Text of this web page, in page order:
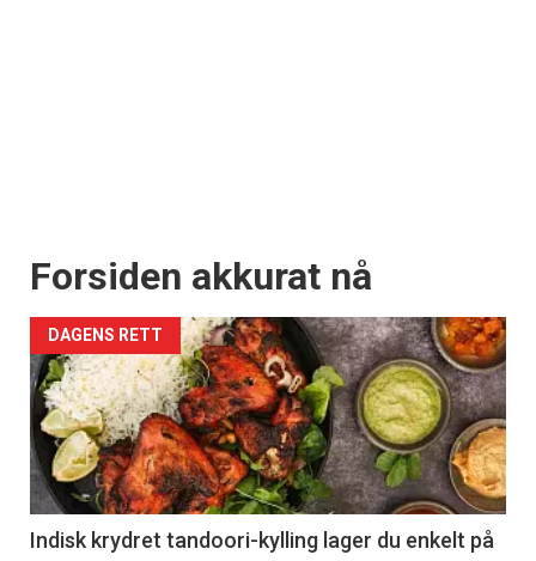
Forsiden akkurat nå
DAGENS RETT
Indisk krydret tandoori-kylling lager du enkelt på